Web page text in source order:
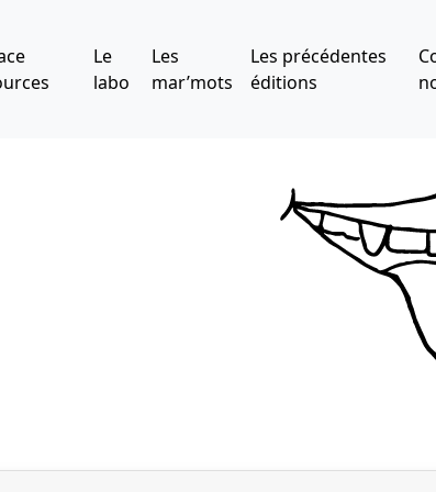
Le
labo
Les
mar’mots
Les précédentes
éditions